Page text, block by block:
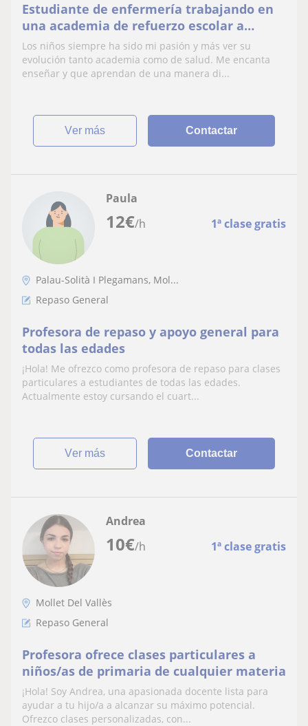
Estudiante de enfermería trabajando en
una academia de refuerzo escolar a
alumnos entre 4 y 16 años.
Los niños siempre ha sido mi pasión y más ver su
evolución tanto academia como de salud. Me encanta
enseñar y que aprendan de una manera di...
ver más Contactar
12€/h 1ª clase gratis
Paula
Palau-Solità I Plegamans, Mol...
Repaso General
Profesora de repaso y apoyo general para
todas las edades
¡Hola! Me ofrezco como profesora de repaso para clases
particulares a estudiantes de todas las edades.
Actualmente estoy cursando el cuart...
ver más Contactar
10€/h 1ª clase gratis
Andrea
Mollet Del Vallès
Repaso General
Profesora ofrece clases particulares a
niños/as de primaria de cualquier materia
¡Hola! Soy Andrea, una apasionada docente lista para
ayudar a tu hijo/a a alcanzar su máximo potencial.
Ofrezco clases personalizadas, con...